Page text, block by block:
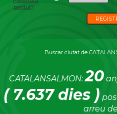
perdut?
Buscar ciutat de
CATALANSALMON:20
( 7.637 dies )
arreu